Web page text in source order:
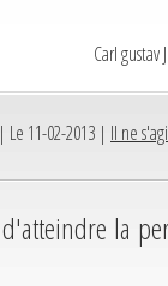
Carl gustav
11-02-2013 | Il ne
la